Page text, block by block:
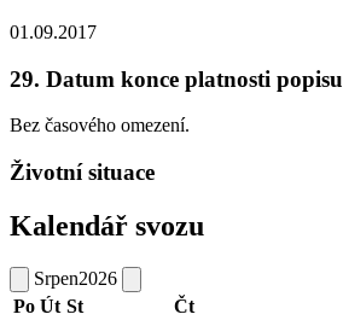
01.09.2017
29. Datum konce platnosti popisu
Bez časového omezení.
Životní situace
Kalendář svozu
Srpen2026
Po Út St Čt